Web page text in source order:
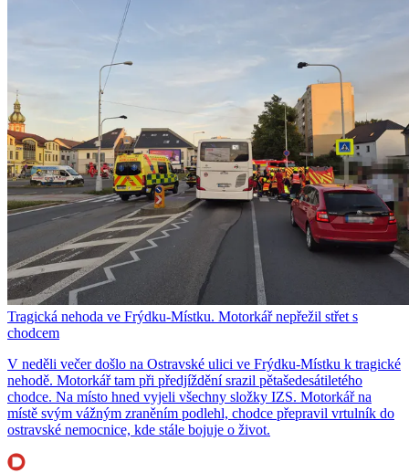
Tragická nehoda ve Frýdku-Místku. Motorkář nepřežil střet s
chodcem
V neděli večer došlo na Ostravské ulici ve Frýdku-Místku k tragické
nehodě. Motorkář tam při předjíždění srazil pětašedesátiletého
chodce. Na místo hned vyjeli všechny složky IZS. Motorkář na
místě svým vážným zraněním podlehl, chodce přepravil vrtulník do
ostravské nemocnice, kde stále bojuje o život.